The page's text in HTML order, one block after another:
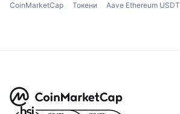
CoinMarketCap Токени Aave Ethereum USDT